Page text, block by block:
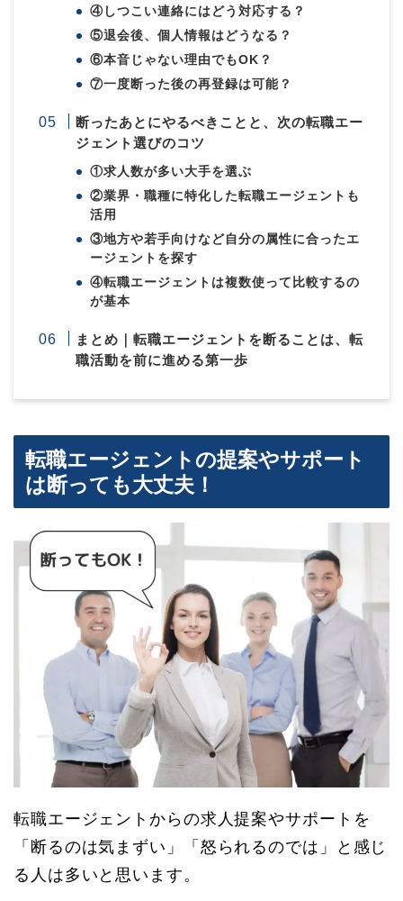
④しつこい連絡にはどう対応する？
⑤退会後、個人情報はどうなる？
⑥本音じゃない理由でもOK？
⑦一度断った後の再登録は可能？
断ったあとにやるべきことと、次の転職エー
ジェント選びのコツ
①求人数が多い大手を選ぶ
②業界・職種に特化した転職エージェントも
活用
③地方や若手向けなど自分の属性に合ったエ
ージェントを探す
④転職エージェントは複数使って比較するの
が基本
まとめ｜転職エージェントを断ることは、転
職活動を前に進める第一歩
転職エージェントの提案やサポート
は断っても大丈夫！
転職エージェントからの求人提案やサポートを
「断るのは気まずい」「怒られるのでは」と感じ
る人は多いと思います。